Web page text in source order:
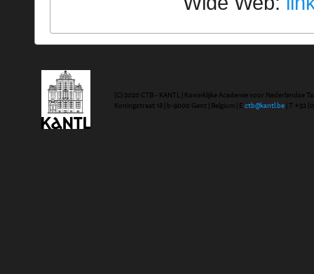
(C) 2020 CTB - KANTL | Koninklijke Academie voor Nederlandse
Koningstraat 18 | b-9000 Gent | Belgium | E ctb@kantl.be | T +32